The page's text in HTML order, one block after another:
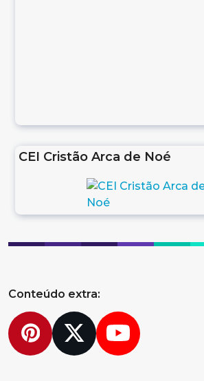
CEI Cristão Arca de Noé
Conteúdo extra:
Pinterest
TwitterYouTube